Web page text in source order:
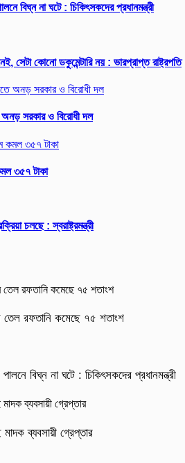
বিঘ্ন না ঘটে : চিকিৎসকদের প্রধানমন্ত্রী
সেটা কোনো ডকুমেন্টারি নয় : ভারপ্রাপ্ত রাষ্ট্রপতি
সরকার ও বিরোধী দল
৩৫৭ টাকা
চলছে : স্বরাষ্ট্রমন্ত্রী
রফতানি কমেছে ৭৫ শতাংশ
বিঘ্ন না ঘটে : চিকিৎসকদের প্রধানমন্ত্রী
ব্যবসায়ী গ্রেপ্তার